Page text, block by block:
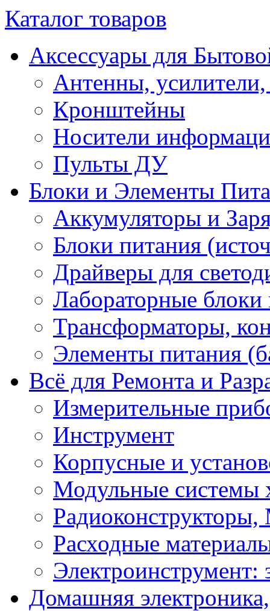
Каталог товаров
Аксессуары для
Антенны, усилители,
Кронштейны
Носители
Пульты ДУ
Блоки и Элементы
Аккумуляторы и
Блоки питания
Драйверы для
Лабораторные блоки
Трансформаторы,
Элементы питания
Всё для Ремонта и
Измерительные
Инструмент
Корпусные и
Модульные системы
Расходные
Электроинструмент:
Домашняя